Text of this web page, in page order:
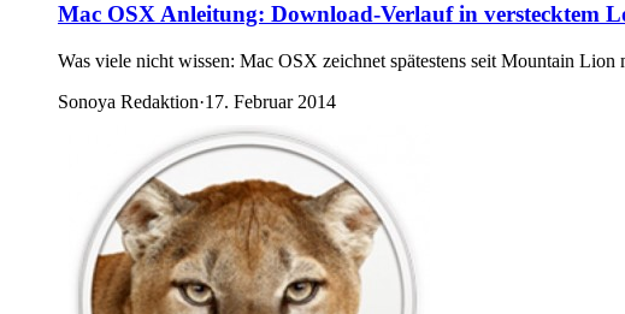
Mac OSX Anleitung: Download-Verlauf in verstecktem
Was viele nicht wissen: Mac OSX zeichnet spätestens seit Mountain
Sonoya Redaktion·17. Februar 2014